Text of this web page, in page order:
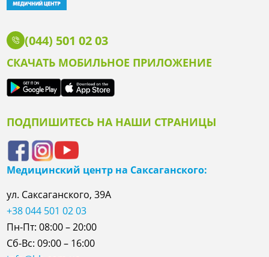
(044) 501 02 03
СКАЧАТЬ МОБИЛЬНОЕ ПРИЛОЖЕНИЕ
ПОДПИШИТЕСЬ НА НАШИ СТРАНИЦЫ
Медицинский центр на Саксаганского:
ул. Саксаганского, 39А
+38 044 501 02 03
Пн-Пт: 08:00 – 20:00
Сб-Вс: 09:00 – 16:00